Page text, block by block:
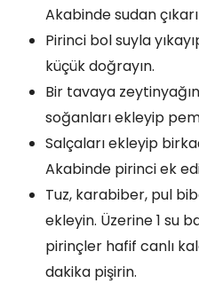
Akabinde sudan
Pirinci bol suyla
küçük doğrayın.
Bir tavaya
soğanları ekleyip
Salçaları ekleyip
Akabinde pirinci ek
Tuz, karabiber, pul
ekleyin. Üzerine 1 su
pirinçler hafif canlı
dakika pişirin.